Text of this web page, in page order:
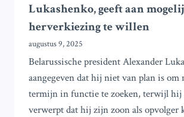
Lukashenko, geeft aan
herverkiezing te willen
augustus 9, 2025
Belarussische president Alexander
aangegeven dat hij niet van plan is om
termijn in functie te zoeken, terwijl hij
verwerpt dat hij zijn zoon als opvolger